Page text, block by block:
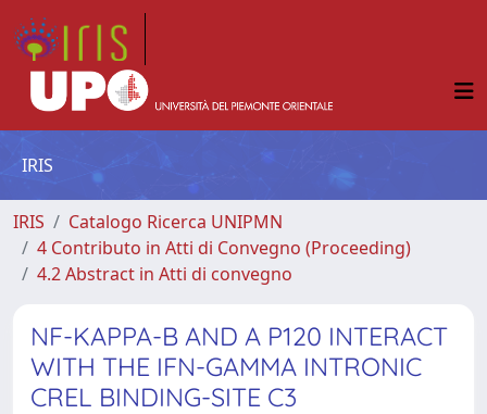
IRIS
IRIS
Catalogo Ricerca UNIPMN
4 Contributo in Atti di Convegno (Proceeding)
4.2 Abstract in Atti di convegno
NF-KAPPA-B AND A P120 INTERACT
WITH THE IFN-GAMMA INTRONIC
CREL BINDING-SITE C3